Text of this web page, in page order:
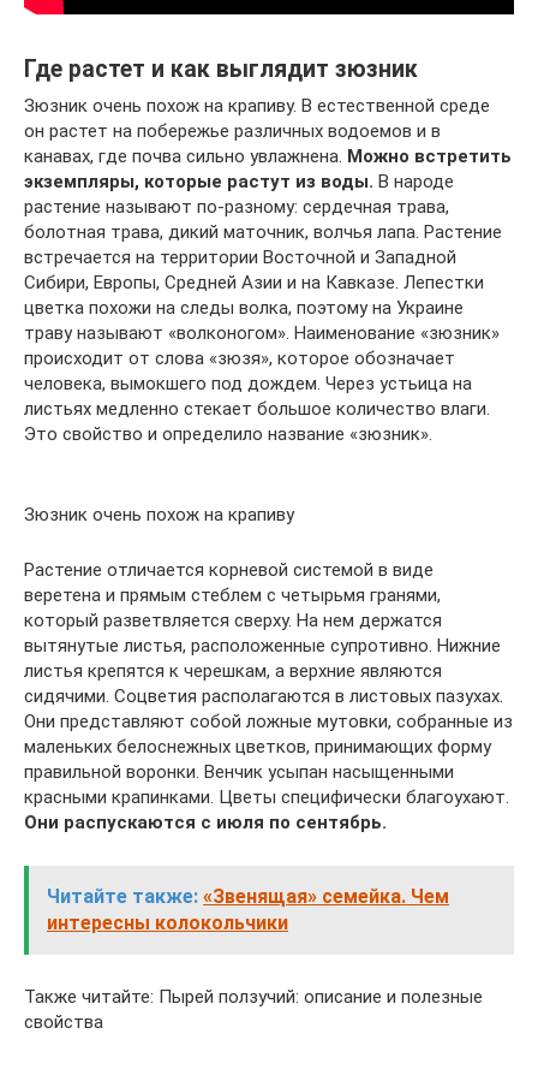
Где растет и как выглядит зюзник
Зюзник очень похож на крапиву. В естественной среде
он растет на побережье различных водоемов и в
канавах, где почва сильно увлажнена. Можно встретить
экземпляры, которые растут из воды. В народе
растение называют по-разному: сердечная трава,
болотная трава, дикий маточник, волчья лапа. Растение
встречается на территории Восточной и Западной
Сибири, Европы, Средней Азии и на Кавказе. Лепестки
цветка похожи на следы волка, поэтому на Украине
траву называют «волконогом». Наименование «зюзник»
происходит от слова «зюзя», которое обозначает
человека, вымокшего под дождем. Через устьица на
листьях медленно стекает большое количество влаги.
Это свойство и определило название «зюзник».
Зюзник очень похож на крапиву
Растение отличается корневой системой в виде
веретена и прямым стеблем с четырьмя гранями,
который разветвляется сверху. На нем держатся
вытянутые листья, расположенные супротивно. Нижние
листья крепятся к черешкам, а верхние являются
сидячими. Соцветия располагаются в листовых пазухах.
Они представляют собой ложные мутовки, собранные из
маленьких белоснежных цветков, принимающих форму
правильной воронки. Венчик усыпан насыщенными
красными крапинками. Цветы специфически благоухают.
Они распускаются с июля по сентябрь.
Читайте также: «Звенящая» семейка. Чем
интересны колокольчики
Также читайте: Пырей ползучий: описание и полезные
свойства